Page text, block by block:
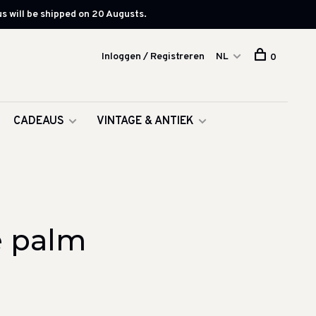
will be shipped on 20 Augusts.
CADEAUS
VINTAGE & ANTIEK
Inloggen / Registreren NL 0
palm